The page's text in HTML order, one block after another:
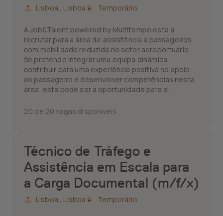
Lisboa , Lisboa Temporário
A Job&Talent powered by Multitempo está a
recrutar para a área de assistência a passageiros
com mobilidade reduzida no setor aeroportuário.
Se pretende integrar uma equipa dinâmica,
contribuir para uma experiência positiva no apoio
ao passageiro e desenvolver competências nesta
área, esta pode ser a oportunidade para si.
20 de 20 vagas disponíveis
Técnico de Tráfego e
Assistência em Escala para
a Carga Documental (m/f/x)
Lisboa , Lisboa Temporário